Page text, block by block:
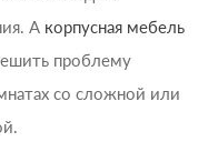
А корпусная мебель
проблему
со сложной или